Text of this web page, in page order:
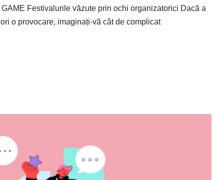
Festivalurile văzute prin ochi organizatorici Dacă a
o provocare, imaginați-vă cât de complicat